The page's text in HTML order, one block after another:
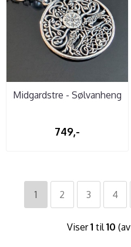
Midgardstre - Sølvanheng
749,-
1 2 3 4
Viser1 til10 (av